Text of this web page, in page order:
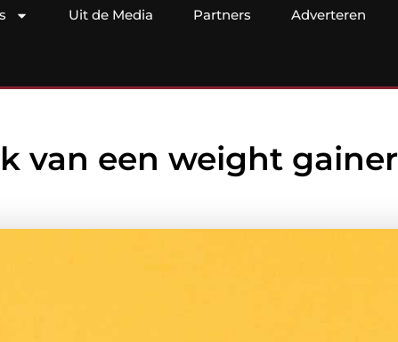
Uit de Media Partners Adverteren
van een weight gainer